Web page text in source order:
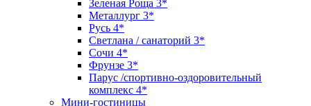
Зеленая Роща 3*
Металлург 3*
Русь 4*
Светлана / санаторий 3*
Сочи 4*
Фрунзе 3*
Парус /спортивно-оздоровительный
комплекс 4*
Мини-гостиницы